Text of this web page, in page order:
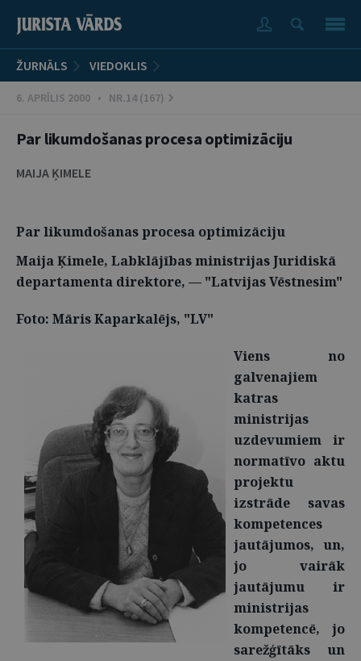
ŽURNĀLS VIEDOKLIS
6. APRĪLIS 2000 • NR.14 (167)
Par likumdošanas procesa optimizāciju
MAIJA ĶIMELE
Par likumdošanas procesa optimizāciju
Maija Ķimele, Labklājības ministrijas Juridiskā
departamenta direktore, — "Latvijas Vēstnesim"
Foto: Māris Kaparkalējs, "LV"
Viens no
galvenajiem
katras
ministrijas
uzdevumiem ir
normatīvo aktu
projektu
izstrāde savas
kompetences
jautājumos, un,
jo vairāk
jautājumu ir
ministrijas
kompetencē, jo
sarežģītāks un